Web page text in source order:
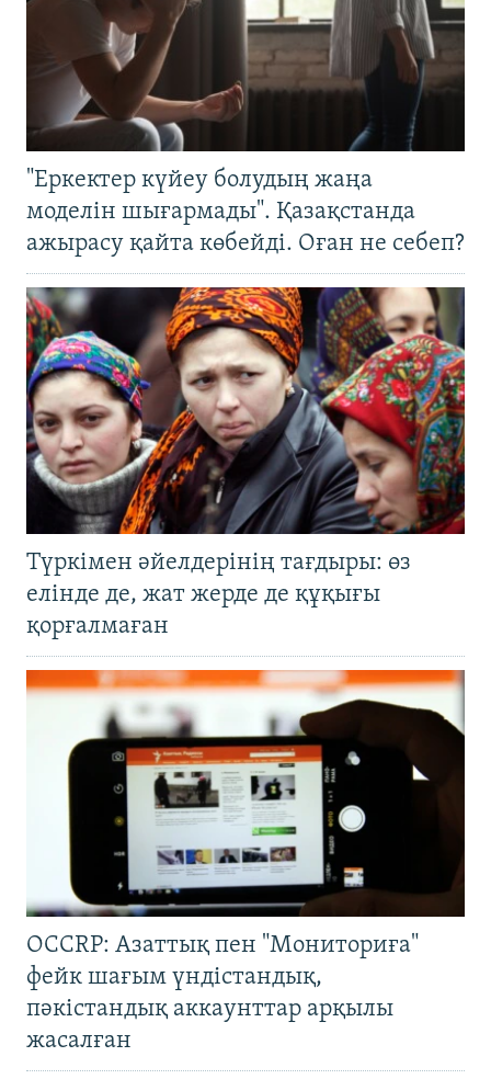
"Еркектер күйеу болудың жаңа
моделін шығармады". Қазақстанда
ажырасу қайта көбейді. Оған не себеп?
Түркімен әйелдерінің тағдыры: өз
елінде де, жат жерде де құқығы
қорғалмаған
OCCRP: Азаттық пен "Мониториға"
фейк шағым үндістандық,
пәкістандық аккаунттар арқылы
жасалған